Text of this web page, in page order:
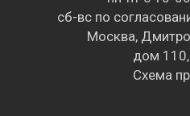
сб-вс по
Москва,
дом 110,
Схема